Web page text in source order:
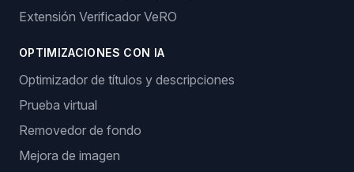
Extensión Verificador VeRO
OPTIMIZACIONES CON IA
Optimizador de títulos y descripciones
Prueba virtual
Removedor de fondo
Mejora de imagen